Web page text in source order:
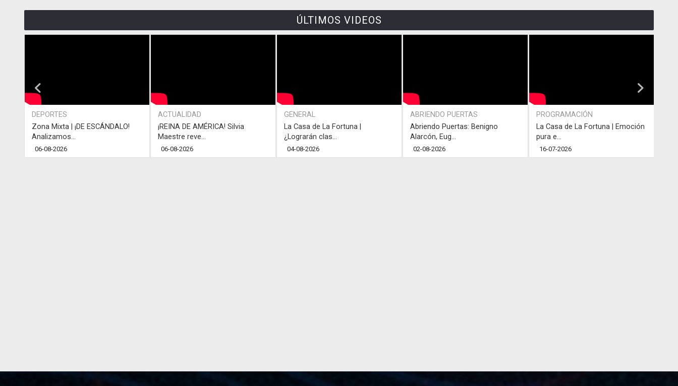
ÚLTIMOS VIDEOS
DEPORTES
Zona Mixta | ¡DE ESCÁNDALO!
Analizamos...
06-08-2026
ACTUALIDAD
¡REINA DE AMÉRICA! Silvia
Maestre reve...
06-08-2026
GENERAL
La Casa de La Fortuna |
¿Lograrán clas...
04-08-2026
ABRIENDO PUERTAS
Abriendo Puertas: Benigno
Alarcón, Eug...
02-08-2026
PROGRAMACIÓN
La Casa de La Fortuna | Emoción
pura e...
16-07-2026